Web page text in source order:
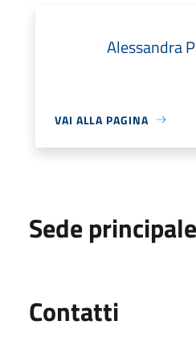
Alessandra
VAI ALLA PAGINA
Sede principale
Contatti